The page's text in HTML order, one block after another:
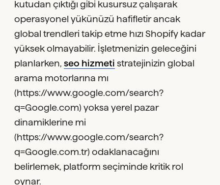
kutudan çıktığı gibi kusursuz çalışarak
operasyonel yükünüzü hafifletir ancak
global trendleri takip etme hızı Shopify kadar
yüksek olmayabilir. İşletmenizin geleceğini
planlarken,seo hizmeti stratejinizin global
arama motorlarına mı
(https://www.google.com/search?
q=Google.com) yoksa yerel pazar
dinamiklerine mi
(https://www.google.com/search?
q=Google.com.tr) odaklanacağını
belirlemek, platform seçiminde kritik rol
oynar.